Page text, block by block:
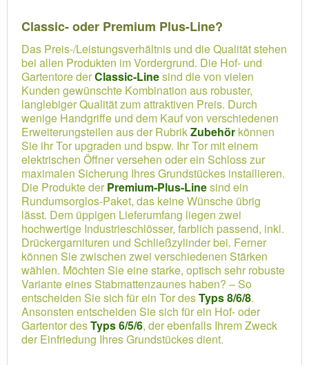
Classic- oder Premium Plus-Line?
Das Preis-/Leistungsverhältnis und die Qualität stehen
bei allen Produkten im Vordergrund. Die Hof- und
Gartentore derClassic-Linesind die von vielen
Kunden gewünschte Kombination aus robuster,
langlebiger Qualität zum attraktiven Preis. Durch
wenige Handgriffe und dem Kauf von verschiedenen
Erweiterungsteilen aus der RubrikZubehör können
Sie ihr Tor upgraden und bspw. Ihr Tor mit einem
elektrischen Öffner versehen oder ein Schloss zur
maximalen Sicherung Ihres Grundstückes installieren.
Die Produkte der Premium-Plus-Linesind ein
Rundumsorglos-Paket, das keine Wünsche übrig
lässt. Dem üppigen Lieferumfang liegen zwei
hochwertige Industrieschlösser, farblich passend, inkl.
Drückergarnituren und Schließzylinder bei. Ferner
können Sie zwischen zwei verschiedenen Stärken
wählen. Möchten Sie eine starke, optisch sehr robuste
Variante eines Stabmattenzaunes haben? – So
entscheiden Sie sich für ein Tor desTyps 8/6/8.
Ansonsten entscheiden Sie sich für ein Hof- oder
Gartentor desTyps 6/5/6, der ebenfalls Ihrem Zweck
der Einfriedung Ihres Grundstückes dient.